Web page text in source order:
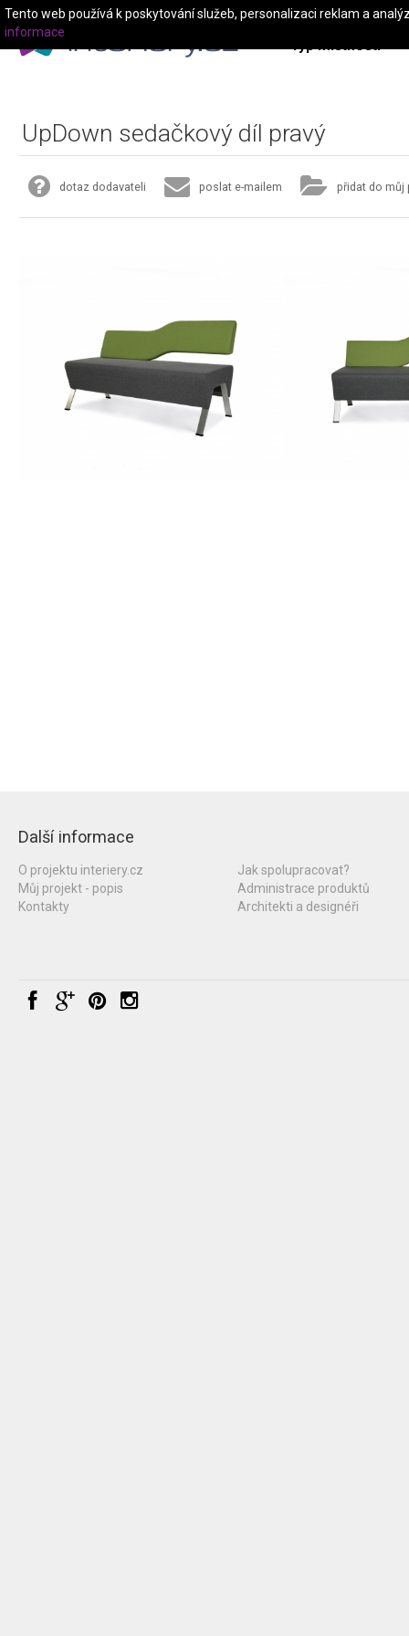
Typ místnosti
UpDown sedačkový díl pravý
dotaz dodavateli poslat e-mailem přidat do můj
Další informace
O projektu interiery.cz
Můj projekt - popis
Kontakty
Jak spolupracovat?
Administrace produktů
Architekti a designéři
Tento web používá k poskytování služeb, personalizaci reklam a
informace